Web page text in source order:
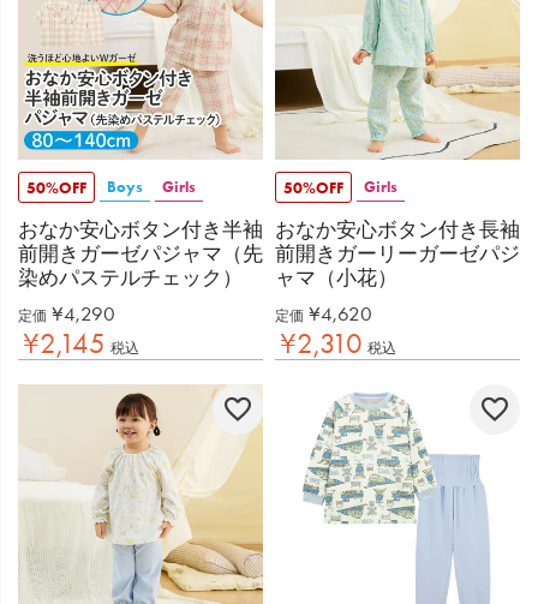
50%OFF Boys Girls
おなか安心ボタン付き半袖
前開きガーゼパジャマ（先
染めパステルチェック）
定価 ¥4,290
¥2,145 税込
50%OFF Girls
おなか安心ボタン付き長袖
前開きガーリーガーゼパジ
ャマ（小花）
定価 ¥4,620
¥2,310 税込